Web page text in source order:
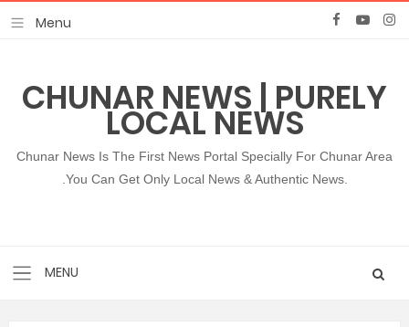
CHUNAR NEWS | PURELY
LOCAL NEWS
Chunar News Is The First News Portal Specially For Chunar Area
.You Can Get Only Local News & Authentic News.